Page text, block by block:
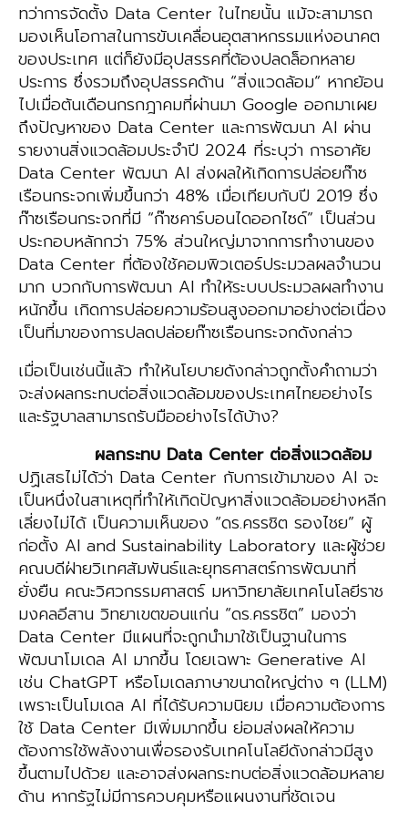
ทว่าการจัดตั้ง Data Center ในไทยนั้น แม้จะสามารถ
มองเห็นโอกาสในการขับเคลื่อนอุตสาหกรรมแห่งอนาคต
ของประเทศ แต่ก็ยังมีอุปสรรคที่ต้องปลดล็อกหลาย
ประการ ซึ่งรวมถึงอุปสรรคด้าน “สิ่งแวดล้อม“ หากย้อน
ไปเมื่อต้นเดือนกรกฎาคมที่ผ่านมา Google ออกมาเผย
ถึงปัญหาของ Data Center และการพัฒนา AI ผ่าน
รายงานสิ่งแวดล้อมประจำปี 2024 ที่ระบุว่า การอาศัย
Data Center พัฒนา AI ส่งผลให้เกิดการปล่อยก๊าซ
เรือนกระจกเพิ่มขึ้นกว่า 48% เมื่อเทียบกับปี 2019 ซึ่ง
ก๊าซเรือนกระจกที่มี “ก๊าซคาร์บอนไดออกไซด์” เป็นส่วน
ประกอบหลักกว่า 75% ส่วนใหญ่มาจากการทำงานของ
Data Center ที่ต้องใช้คอมพิวเตอร์ประมวลผลจำนวน
มาก บวกกับการพัฒนา AI ทำให้ระบบประมวลผลทำงาน
หนักขึ้น เกิดการปล่อยความร้อนสูงออกมาอย่างต่อเนื่อง
เป็นที่มาของการปลดปล่อยก๊าซเรือนกระจกดังกล่าว
เมื่อเป็นเช่นนี้แล้ว ทำให้นโยบายดังกล่าวถูกตั้งคำถามว่า
จะส่งผลกระทบต่อสิ่งแวดล้อมของประเทศไทยอย่างไร
และรัฐบาลสามารถรับมืออย่างไรได้บ้าง?
ผลกระทบ Data Center ต่อสิ่งแวดล้อม
ปฏิเสธไม่ได้ว่า Data Center กับการเข้ามาของ AI จะ
เป็นหนึ่งในสาเหตุที่ทำให้เกิดปัญหาสิ่งแวดล้อมอย่างหลีก
เลี่ยงไม่ได้ เป็นความเห็นของ “ดร.ครรชิต รองไชย” ผู้
ก่อตั้ง AI and Sustainability Laboratory และผู้ช่วย
คณบดีฝ่ายวิเทศสัมพันธ์และยุทธศาสตร์การพัฒนาที่
ยั่งยืน คณะวิศวกรรมศาสตร์ มหาวิทยาลัยเทคโนโลยีราช
มงคลอีสาน วิทยาเขตขอนแก่น “ดร.ครรชิต” มองว่า
Data Center มีแผนที่จะถูกนำมาใช้เป็นฐานในการ
พัฒนาโมเดล AI มากขึ้น โดยเฉพาะ Generative AI
เช่น ChatGPT หรือโมเดลภาษาขนาดใหญ่ต่าง ๆ (LLM)
เพราะเป็นโมเดล AI ที่ได้รับความนิยม เมื่อความต้องการ
ใช้ Data Center มีเพิ่มมากขึ้น ย่อมส่งผลให้ความ
ต้องการใช้พลังงานเพื่อรองรับเทคโนโลยีดังกล่าวมีสูง
ขึ้นตามไปด้วย และอาจส่งผลกระทบต่อสิ่งแวดล้อมหลาย
ด้าน หากรัฐไม่มีการควบคุมหรือแผนงานที่ชัดเจน